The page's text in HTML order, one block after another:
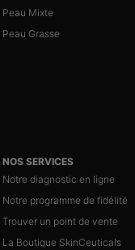
Peau Mixte
Peau Grasse
NOS SERVICES
Notre diagnostic en ligne
Notre programme de fidélité
Trouver un point de vente
La Boutique SkinCeuticals